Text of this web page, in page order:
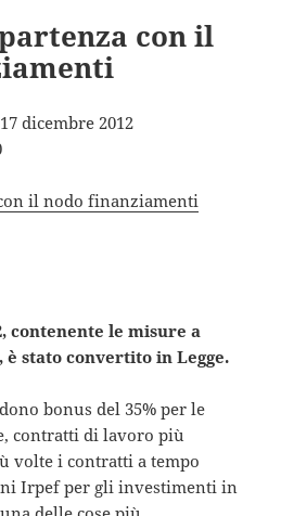
con il
dicembre 2012
il nodo finanziamenti
contenente le misure a
stato convertito in Legge.
bonus del 35% per le
contratti di lavoro più
volte i contratti a tempo
Irpef per gli investimenti in